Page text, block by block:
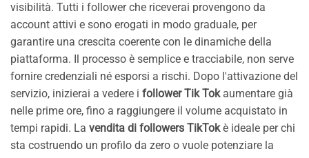
visibilità. Tutti i follower che riceverai provengono da
account attivi e sono erogati in modo graduale, per
garantire una crescita coerente con le dinamiche della
piattaforma. Il processo è semplice e tracciabile, non serve
fornire credenziali né esporsi a rischi. Dopo l'attivazione del
servizio, inizierai a vedere i follower Tik Tokaumentare già
nelle prime ore, fino a raggiungere il volume acquistato in
tempi rapidi. La vendita di followers TikTokè ideale per chi
sta costruendo un profilo da zero o vuole potenziare la